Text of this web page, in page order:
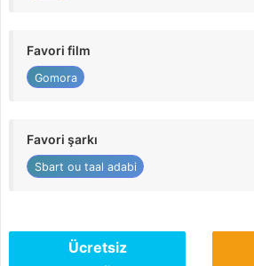
Favori film
Gomora
Favori şarkı
Sbart ou taal adabi
Ücretsiz